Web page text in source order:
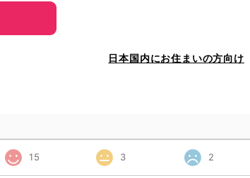
日本国内にお住まいの方向け
15 3 2